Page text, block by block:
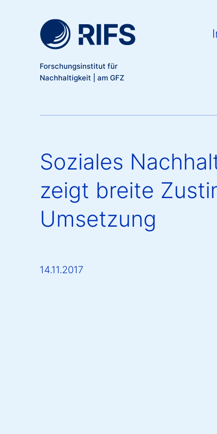
Forschungsinstitut für
Nachhaltigkeit | am GFZ
Soziales
zeigt breite
Umsetzung
14.11.2017